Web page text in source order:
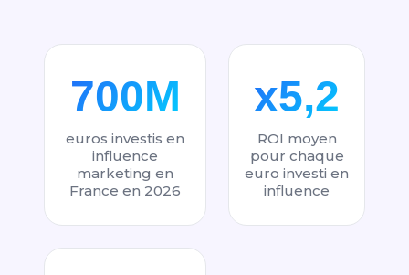
700M
euros investis en
influence
marketing en
France en 2026
x5,2
ROI moyen
pour chaque
euro investi en
influence